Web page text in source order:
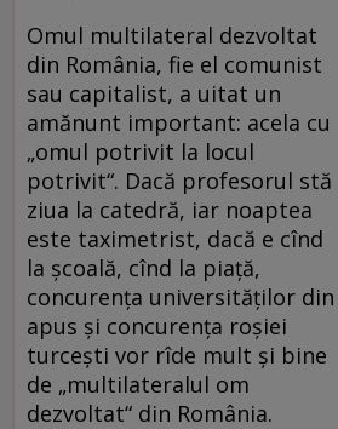
Omul multilateral dezvoltat
din România, fie el comunist
sau capitalist, a uitat un
amănunt important: acela cu
„omul potrivit la locul
potrivit“. Dacă profesorul stă
ziua la catedră, iar noaptea
este taximetrist, dacă e cînd
la şcoală, cînd la piaţă,
concurenţa universităţilor din
apus şi concurenţa roşiei
turceşti vor rîde mult şi bine
de „multilateralul om
dezvoltat“ din România.